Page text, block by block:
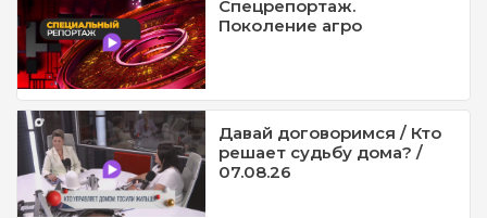
Спецрепортаж.
Поколение агро
Давай договоримся / Кто
решает судьбу дома? /
07.08.26